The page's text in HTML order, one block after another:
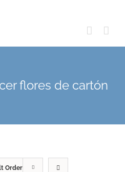
flores de cartón
Order